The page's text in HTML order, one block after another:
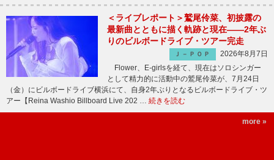
＜ライブレポート＞鷲尾伶菜、初披露の
最新曲とともに描く軌跡と現在――2年ぶ
りのビルボードライブ・ツアー完走
Ｊ－ＰＯＰ
2026年8月7日
Flower、E-girlsを経て、現在はソロシンガー
として精力的に活動中の鷲尾伶菜が、7月24日
（金）にビルボードライブ横浜にて、自身2年ぶりとなるビルボードライブ・ツ
アー【Reina Washio Billboard Live 202 … 続きを読む
more »